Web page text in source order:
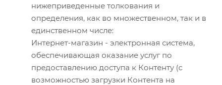
нижеприведенные толкования и
определения, как во множественном, так и в
единственном числе:
Интернет-магазин - электронная система,
обеспечивающая оказание услуг по
предоставлению доступа к Контенту (с
возможностью загрузки Контента на